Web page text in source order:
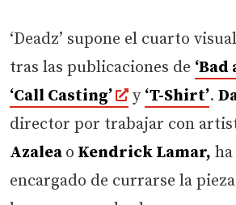
‘Deadz’ supone el cuarto visual
tras las publicaciones de ‘Bad
‘Call Casting’
y ‘T-Shirt’.
director por trabajar con
Azalea o Kendrick Lamar,
encargado de currarse la